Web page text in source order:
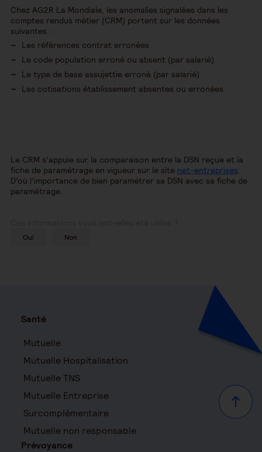
Chez AG2R La Mondiale, les anomalies signalées dans les
comptes rendus métier (CRM) portent sur les données
suivantes :
Les références contrat erronées
Le code population erroné ou absent (par salarié)
Le type de base assujettie erroné (par salarié)
Les cotisations établissement absentes ou erronées
Le CRM s’appuie sur la comparaison entre la DSN reçue et la
fiche de paramétrage en vigueur sur le site net-entreprises.
D’où l’importance de bien paramétrer sa DSN avec sa fiche de
paramétrage.
Oui Non
Haut
Santé
Mutuelle
Mutuelle Hospitalisation
Mutuelle TNS
Mutuelle Entreprise
Surcomplémentaire
Mutuelle non responsable
Prévoyance